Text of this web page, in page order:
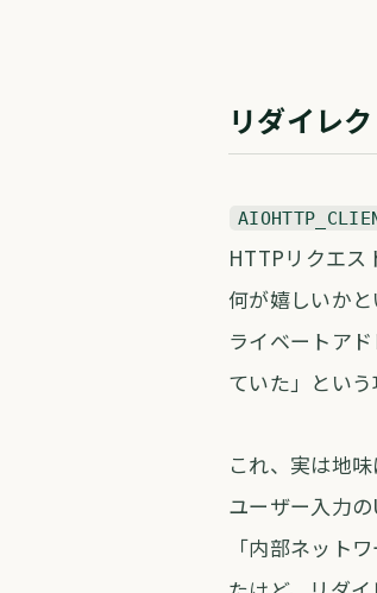
リダイレ
HTTPリクエス
何が嬉しいか
ライベートア
ていた」という
これ、実は地
ユーザー入力
「内部ネット